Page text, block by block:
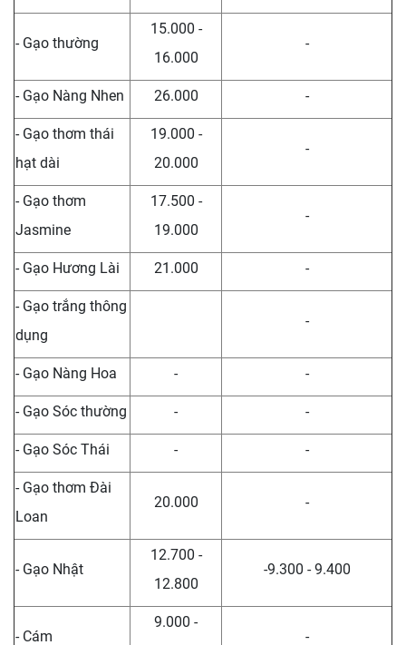
- Gạo thường
15.000 -
16.000
-
- Gạo Nàng Nhen 26.000 -
- Gạo thơm thái
hạt dài
19.000 -
20.000
-
- Gạo thơm
Jasmine
17.500 -
19.000
-
- Gạo Hương Lài 21.000 -
- Gạo trắng thông
dụng
-
- Gạo Nàng Hoa - -
- Gạo Sóc thường - -
- Gạo Sóc Thái - -
- Gạo thơm Đài
Loan
20.000 -
- Gạo Nhật
12.700 -
12.800
-9.300 - 9.400
- Cám
9.000 -
-